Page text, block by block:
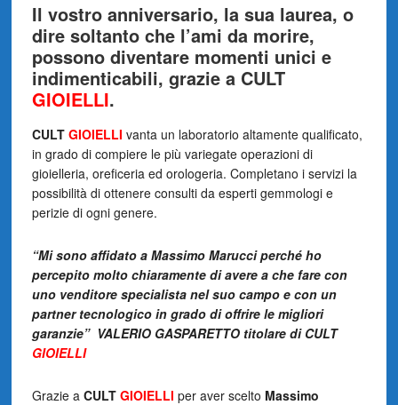
Il vostro anniversario, la sua laurea, o
dire soltanto che l’ami da morire,
possono diventare momenti unici e
indimenticabili, grazie a CULT
GIOIELLI.
CULT GIOIELLI vanta un laboratorio altamente qualificato,
in grado di compiere le più variegate operazioni di
gioielleria, oreficeria ed orologeria. Completano i servizi la
possibilità di ottenere consulti da esperti gemmologi e
perizie di ogni genere.
“Mi sono affidato a Massimo Marucci perché ho
percepito molto chiaramente di avere a che fare con
uno venditore specialista nel suo campo e con un
partner tecnologico in grado di offrire le migliori
garanzie” VALERIO GASPARETTO titolare di CULT
GIOIELLI
Grazie a CULT GIOIELLI per aver scelto Massimo